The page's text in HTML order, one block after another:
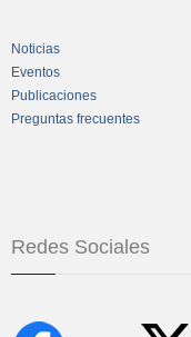
Noticias
Eventos
Publicaciones
Preguntas frecuentes
Redes Sociales